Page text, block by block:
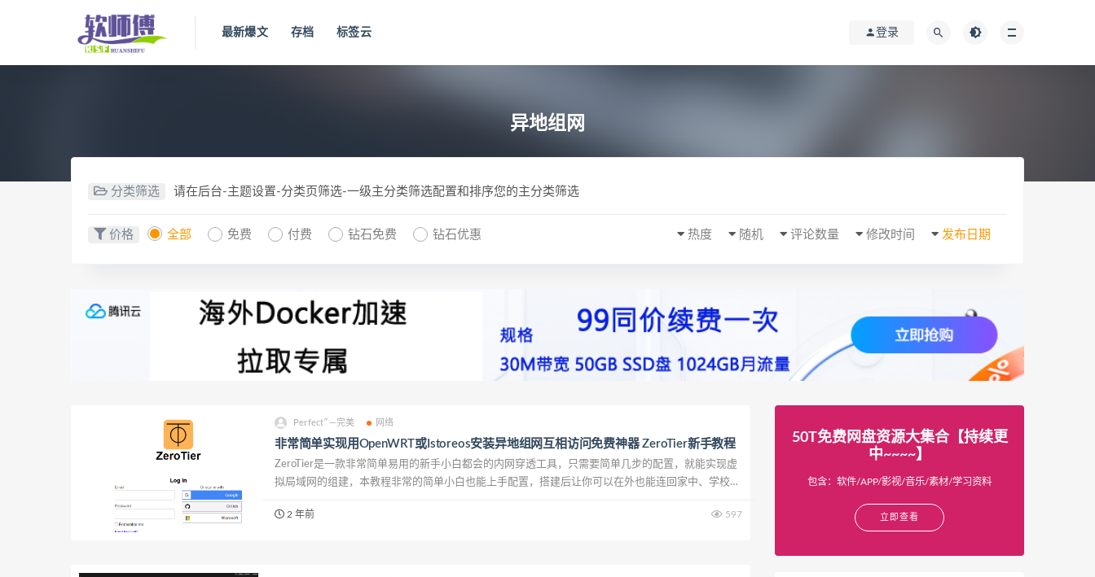
最新爆文 存档 标签云 登录
异地组网
分类筛选 请在后台-主题设置-分类页筛选-一级主分类筛选配置和排序您的主分类筛选
价格 全部 免费 付费 钻石免费 钻石优惠 发布日期
修改时间
评论数量
随机
热度
Perfect″—完美 网络
非常简单实现用OpenWRT或Istoreos安装异地组网互相访问免费神器 ZeroTier新手教程
ZeroTier是一款非常简单易用的新手小白都会的内网穿透工具，只需要简单几步的配置，就能实现虚
拟局域网的组建，本教程非常的简单小白也能上手配置，搭建后让你可以在外也能连回家中、学校、
动手搭建起来，就可以愉快的...
2 年前 597
50T免费网盘资源大集合【持续更
中~~~~】
包含：软件/APP/影视/音乐/素材/学习资料
立即查看